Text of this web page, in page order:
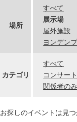
場所
すべて
展示場
屋外施設
ヨンデン
カテゴリ
すべて
コンサート
関係者のみ
お探しのイベントは見つ